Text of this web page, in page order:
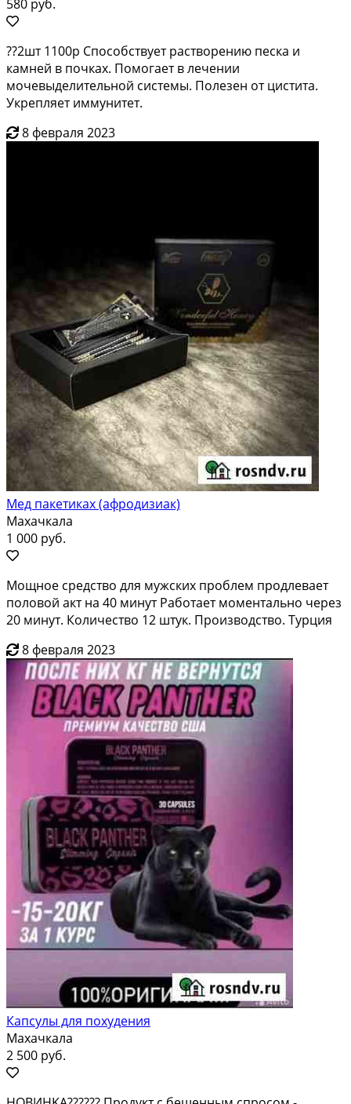
580 руб.
??2шт 1100р Способствует растворению песка и
камней в почках. Помогает в лечении
мочевыделительной системы. Полезен от цистита.
Укрепляет иммунитет.
8 февраля 2023
Мед пакетиках (афродизиак)
Махачкала
1 000 руб.
Мощное средство для мужских проблем продлевает
половой акт на 40 минут Работает моментально через
20 минут. Количество 12 штук. Производство. Турция
8 февраля 2023
Капсулы для похудения
Махачкала
2 500 руб.